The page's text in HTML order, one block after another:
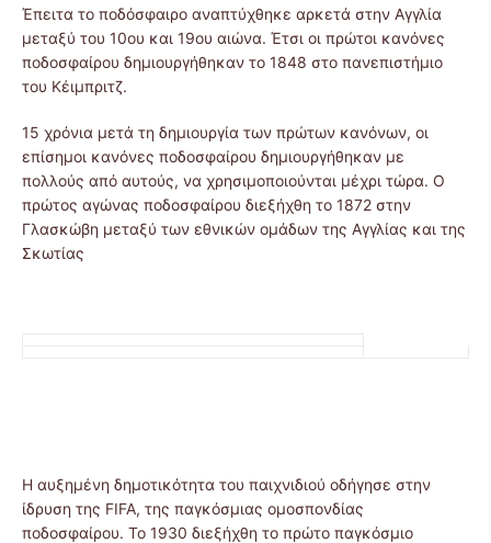
Έπειτα το ποδόσφαιρο αναπτύχθηκε αρκετά στην Αγγλία
μεταξύ του 10ου και 19ου αιώνα. Έτσι οι πρώτοι κανόνες
ποδοσφαίρου δημιουργήθηκαν το 1848 στο πανεπιστήμιο
του Κέιμπριτζ.
15 χρόνια μετά τη δημιουργία των πρώτων κανόνων, οι
επίσημοι κανόνες ποδοσφαίρου δημιουργήθηκαν με
πολλούς από αυτούς, να χρησιμοποιούνται μέχρι τώρα. Ο
πρώτος αγώνας ποδοσφαίρου διεξήχθη το 1872 στην
Γλασκώβη μεταξύ των εθνικών ομάδων της Αγγλίας και της
Σκωτίας
Η αυξημένη δημοτικότητα του παιχνιδιού οδήγησε στην
ίδρυση της FIFA, της παγκόσμιας ομοσπονδίας
ποδοσφαίρου. Το 1930 διεξήχθη το πρώτο παγκόσμιο